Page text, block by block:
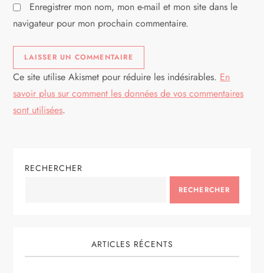
l
e
Enregistrer mon nom, mon e-mail et mon site dans le
navigateur pour mon prochain commentaire.
Ce site utilise Akismet pour réduire les indésirables. En
savoir plus sur comment les données de vos commentaires
sont utilisées.
RECHERCHER
RECHERCHER
ARTICLES RÉCENTS